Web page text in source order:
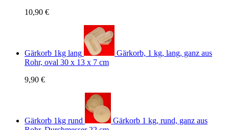
10,90 €
Gärkorb 1kg lang
Gärkorb, 1 kg, lang, ganz aus
Rohr, oval 30 x 13 x 7 cm
9,90 €
Gärkorb 1kg rund
Gärkorb 1 kg, rund, ganz aus